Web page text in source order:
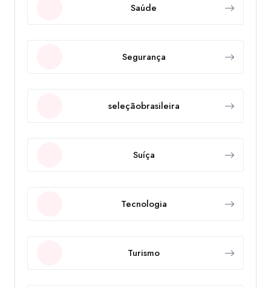
Saúde
Segurança
seleçãobrasileira
Suíça
Tecnologia
Turismo